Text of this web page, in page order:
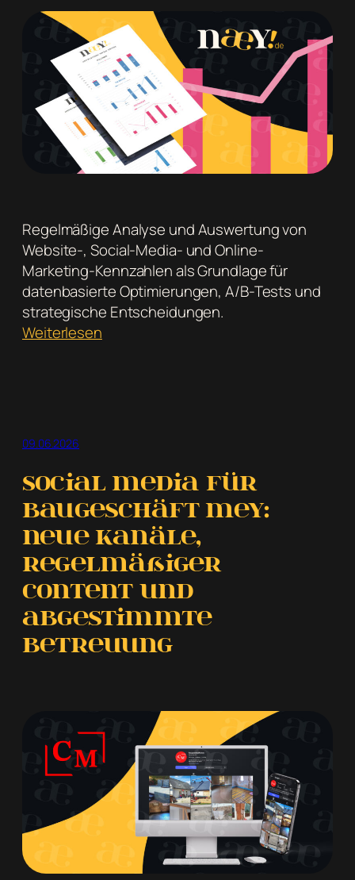
Regelmäßige Analyse und Auswertung von
Website-, Social-Media- und Online-
Marketing-Kennzahlen als Grundlage für
datenbasierte Optimierungen, A/B-Tests und
strategische Entscheidungen.
Weiterlesen:
09.06.2026
Social Media für
Baugeschäft Mey:
neue Kanäle,
regelmäßiger
Content und
abgestimmte
Betreuung